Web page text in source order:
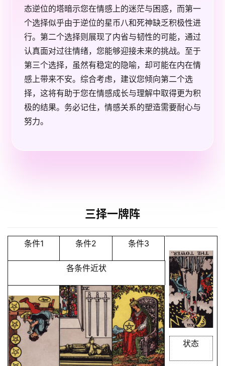
态逆位的塔暗示您在情感上的迷茫与困惑，而第一
个选择似乎由于逆位的星币八和死神缺乏积极性进
行。第二个选择则展现了内省与韧性的可能，通过
认真面对过往情绪，您能够迎接未来的挑战。至于
第三个选择，虽然有稳定的隐喻，却可能在内在情
感上带来不安。综合考虑，建议您倾向第二个选
择，这将有助于您在情感成长与理解中取得更为积
极的结果。务必记住，情感关系的塑造需要耐心与
努力。
三择一牌阵
条件1 条件2 条件3
各条件近状
状态